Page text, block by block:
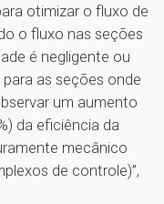
otimizar o fluxo de
o fluxo nas seções
é negligente ou
as seções onde
um aumento
da eficiência da
mecânico
de controle)”,